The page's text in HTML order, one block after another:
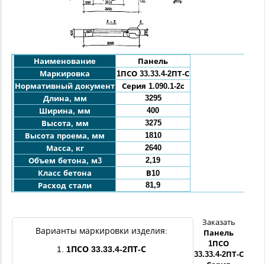
Наименование
Панель
Маркировка
1ПСО 33.33.4-2ПТ-С
Нормативный документ
Серия 1.090.1-2с
Длина, мм
3295
Ширина, мм
400
Высота, мм
3275
Высота проема, мм
1810
Масса, кг
2640
Объем бетона, м3
2,19
Класс бетона
В10
Расход стали
81,9
Варианты маркировки изделия:
1. 1ПСО 33.33.4-2ПТ-С
Заказать
Панель
1ПСО
33.33.4-2ПТ-С